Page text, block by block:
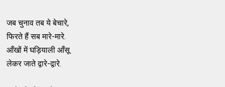
जब चुनाव तब ये बेचारे,
फिरते हैं सब मारे-मारे.
आँखों में घड़ियाली आँसू
लेकर जाते द्वारे-द्वारे.